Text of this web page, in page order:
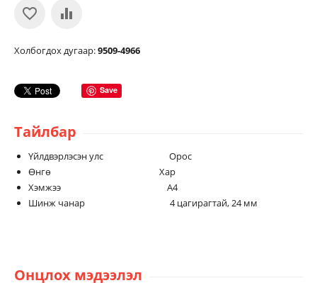
Холбогдох дугаар:9509-4966
Save
Тайлбар
Үйлдвэрлэсэн улс Орос
Өнгө Хар
Хэмжээ А4
Шинж чанар 4 цагирагтай, 24 мм
Онцлох мэдээлэл